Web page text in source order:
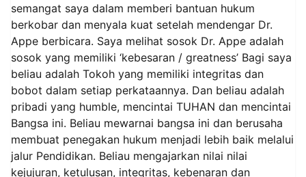
semangat saya dalam memberi bantuan hukum
berkobar dan menyala kuat setelah mendengar Dr.
Appe berbicara. Saya melihat sosok Dr. Appe adalah
sosok yang memiliki ‘kebesaran / greatness’ Bagi saya
beliau adalah Tokoh yang memiliki integritas dan
bobot dalam setiap perkataannya. Dan beliau adalah
pribadi yang humble, mencintai TUHAN dan mencintai
Bangsa ini. Beliau mewarnai bangsa ini dan berusaha
membuat penegakan hukum menjadi lebih baik melalui
jalur Pendidikan. Beliau mengajarkan nilai nilai
kejujuran, ketulusan, integritas, kebenaran dan